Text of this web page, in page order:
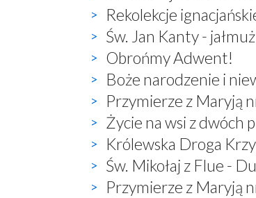
Rekolekcje
Św. Jan Kanty -
Obrońmy Adwent!
Boże narodzenie i
Przymierze z Maryją
Życie na wsi z dwóch
Królewska Droga
Św. Mikołaj z Flue -
Przymierze z Maryją